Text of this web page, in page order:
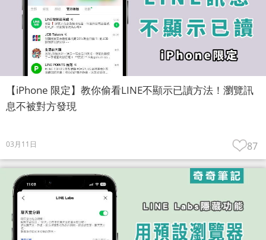
【iPhone 限定】教你偷看LINE不顯示已讀方法！瀏覽訊
息不被對方發現
03月11日 87